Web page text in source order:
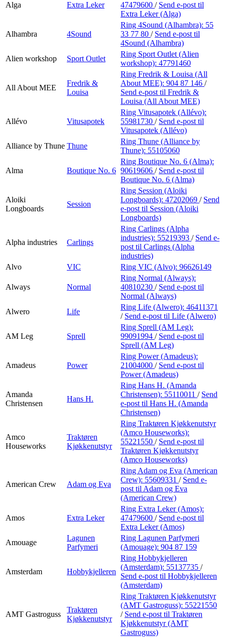
Alga Extra Leker 47479600 / Send e-post til
Extra Leker (Alga)
Alhambra 4Sound
Ring 4Sound (Alhambra): 55
33 77 80 / Send e-post til
4Sound (Alhambra)
Alien workshop
Sport Outlet
Ring Sport Outlet (Alien
workshop): 47791460
All About MEE
Fredrik &
Louisa
Ring Fredrik & Louisa (All
About MEE): 904 87 146 /
Send e-post til Fredrik &
Louisa (All About MEE)
Allévo Vitusapotek
Ring Vitusapotek (Allévo):
55981730 / Send e-post til
Vitusapotek (Allévo)
Alliance by Thune Thune
Ring Thune (Alliance by
Thune): 55105060
Alma Boutique No. 6
Ring Boutique No. 6 (Alma):
90619606 / Send e-post til
Boutique No. 6 (Alma)
Aloiki
Longboards
Session
Ring Session (Aloiki
Longboards): 47202069 / Send
e-post til Session (Aloiki
Longboards)
Alpha industries Carlings
Ring Carlings (Alpha
industries): 55219393 / Send e-
post til Carlings (Alpha
industries)
Alvo
VIC Ring VIC (Alvo): 96626149
Always Normal
Ring Normal (Always):
40810230 / Send e-post til
Normal (Always)
Alwero
Life
Ring Life (Alwero): 46411371
/ Send e-post til Life (Alwero)
AM Leg Sprell
Ring Sprell (AM Leg):
99091994 / Send e-post til
Sprell (AM Leg)
Amadeus Power
Ring Power (Amadeus):
21004000 / Send e-post til
Power (Amadeus)
Amanda
Christensen
Hans H.
Ring Hans H. (Amanda
Christensen): 55110011 / Send
e-post til Hans H. (Amanda
Christensen)
Amco
Houseworks
Traktøren
Kjøkkenutstyr
Ring Traktøren Kjøkkenutstyr
(Amco Houseworks):
55221550 / Send e-post til
Traktøren Kjøkkenutstyr
(Amco Houseworks)
American Crew Adam og Eva
Ring Adam og Eva (American
Crew): 55609331 / Send e-
post til Adam og Eva
(American Crew)
Amos Extra Leker
Ring Extra Leker (Amos):
47479600 / Send e-post til
Extra Leker (Amos)
Amouage
Lagunen
Parfymeri
Ring Lagunen Parfymeri
(Amouage): 904 87 159
Amsterdam Hobbykjelleren
Ring Hobbykjelleren
(Amsterdam): 55137735 /
Send e-post til Hobbykjelleren
(Amsterdam)
AMT Gastroguss
Traktøren
Kjøkkenutstyr
Ring Traktøren Kjøkkenutstyr
(AMT Gastroguss): 55221550
/ Send e-post til Traktøren
Kjøkkenutstyr (AMT
Gastroguss)